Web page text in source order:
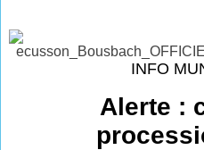
INFO
Alerte :